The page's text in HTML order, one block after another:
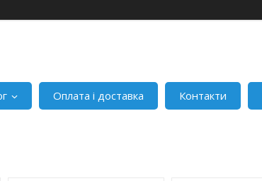
Оплата і доставка Контакти